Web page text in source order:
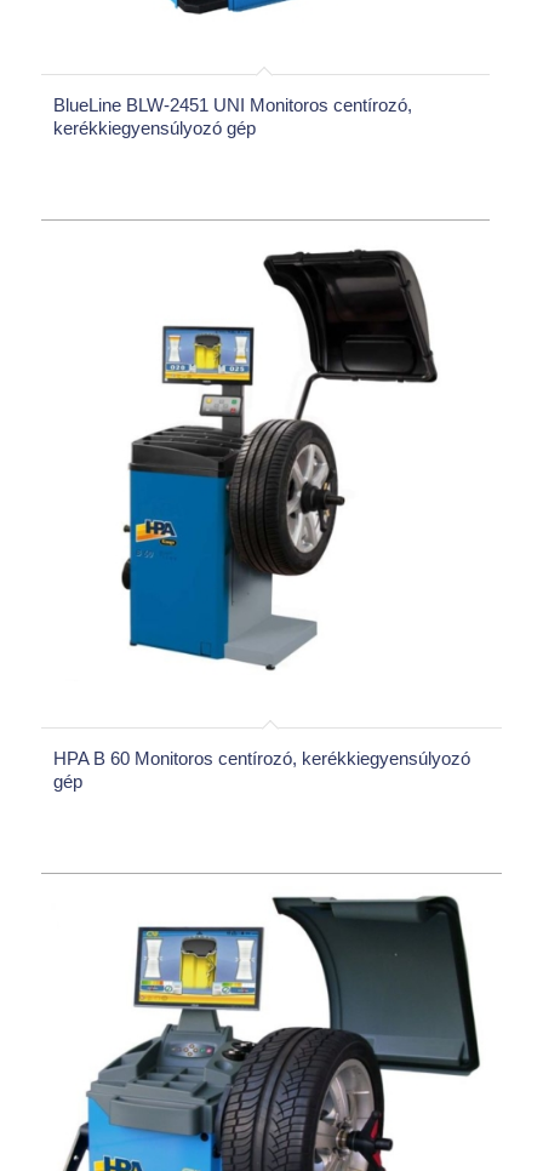
BlueLine BLW-2451 UNI Monitoros centírozó,
kerékkiegyensúlyozó gép
HPA B 60 Monitoros centírozó, kerékkiegyensúlyozó
gép